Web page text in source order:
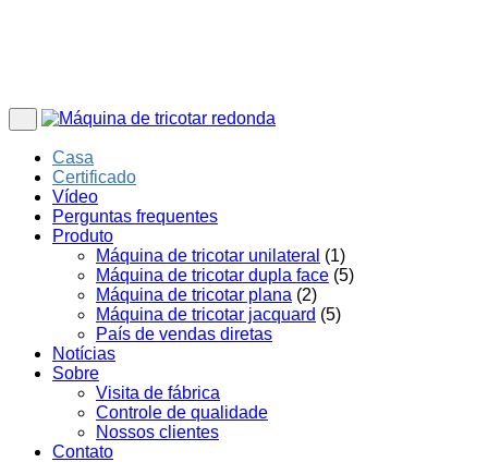
Casa
Certificado
Vídeo
Perguntas frequentes
Produto
Máquina de tricotar unilateral (1)
Máquina de tricotar dupla face (5)
Máquina de tricotar plana (2)
Máquina de tricotar jacquard (5)
País de vendas diretas
Notícias
Sobre
Visita de fábrica
Controle de qualidade
Nossos clientes
Contato